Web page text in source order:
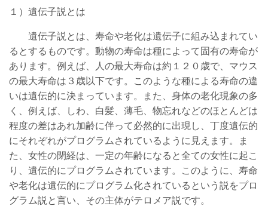
１）遺伝子説とは
遺伝子説とは、寿命や老化は遺伝子に組み込まれてい
るとするものです。動物の寿命は種によって固有の寿命が
あります。例えば、人の最大寿命は約１２０歳で、マウス
の最大寿命は３歳以下です。このような種による寿命の違
いは遺伝的に決まっています。また、身体の老化現象の多
く、例えば、しわ、白髪、薄毛、物忘れなどのほとんどは
程度の差はあれ加齢に伴って必然的に出現し、丁度遺伝的
にそれぞれがプログラムされているように見えます。ま
た、女性の閉経は、一定の年齢になると全ての女性に起こ
り、遺伝的にプログラムされています。このように、寿命
や老化は遺伝的にプログラム化されているという説をプロ
グラム説と言い、その主体がテロメア説です。